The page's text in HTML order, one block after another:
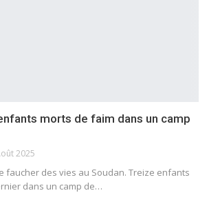
morts de faim dans un camp
2025
faucher des vies au Soudan. Treize enfants
dans un camp de…